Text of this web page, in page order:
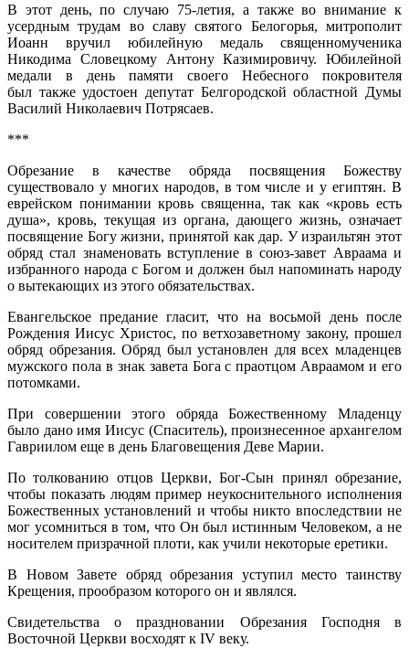
В этот день, по случаю 75-летия, а также во внимание к
усердным трудам во славу святого Белогорья, митрополит
Иоанн вручил юбилейную медаль священномученика
Никодима Словецкому Антону Казимировичу. Юбилейной
медали в день памяти своего Небесного покровителя
был также удостоен депутат Белгородской областной Думы
Василий Николаевич Потрясаев.
***
Обрезание в качестве обряда посвящения Божеству
существовало у многих народов, в том числе и у египтян. В
еврейском понимании кровь священна, так как «кровь есть
душа», кровь, текущая из органа, дающего жизнь, означает
посвящение Богу жизни, принятой как дар. У израильтян этот
обряд стал знаменовать вступление в союз-завет Авраама и
избранного народа с Богом и должен был напоминать народу
о вытекающих из этого обязательствах.
Евангельское предание гласит, что на восьмой день после
Рождения Иисус Христос, по ветхозаветному закону, прошел
обряд обрезания. Обряд был установлен для всех младенцев
мужского пола в знак завета Бога с праотцом Авраамом и его
потомками.
При совершении этого обряда Божественному Младенцу
было дано имя Иисус (Спаситель), произнесенное архангелом
Гавриилом еще в день Благовещения Деве Марии.
По толкованию отцов Церкви, Бог-Сын принял обрезание,
чтобы показать людям пример неукоснительного исполнения
Божественных установлений и чтобы никто впоследствии не
мог усомниться в том, что Он был истинным Человеком, а не
носителем призрачной плоти, как учили некоторые еретики.
В Новом Завете обряд обрезания уступил место таинству
Крещения, прообразом которого он и являлся.
Свидетельства о праздновании Обрезания Господня в
Восточной Церкви восходят к IV веку.